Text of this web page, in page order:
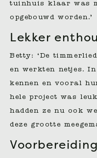
tuinhuis klaar was
opgebouwd worden.’
Lekker
Betty: ‘De
en werkten netjes.
kennen en vooral
hele project was
hadden ze nu ook
deze grootte
Voorbereiding